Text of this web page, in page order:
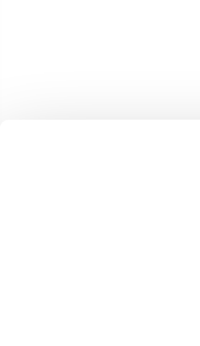
EDIZIONI